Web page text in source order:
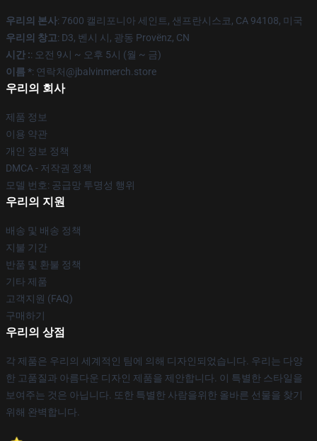
우리의 본사: 7600 캘리포니아 세인트, 샌프란시스코, CA 94108, 미국
우리의 창고: D3, 벤시 시, 광동 Provënz, CN
시간 :: 오전 9시 ~ 오후 5시 (월 ~ 금)
이름 *: 연락처@jbalvinmerch.store
우리의 회사
제품 정보
이용 약관
개인 정보 정책
DMCA - 저작권 정책
모델 번호: 공급망 투명성 행위
우리의 지원
배송 및 배송 정책
지불 기간
반품 및 환불 정책
기타 제품
고객지원 (FAQ)
구매하기
우리의 상점
각 제품은 우리의 세계적인 팀에 의해 디자인되었습니다. 우리는 다양
한 고품질과 아름다운 디자인 제품을 제안합니다. 이 특별한 스타일을
보여주는 것은 아닙니다. 또한 특별한 사람을위한 올바른 선물을 찾기
위해 완벽합니다.